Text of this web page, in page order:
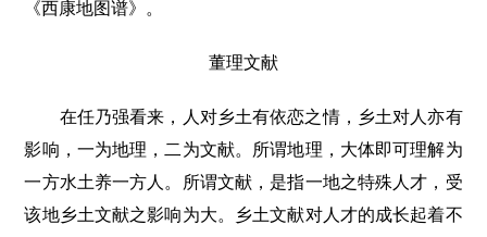
《西康地图谱》。
董理文献
在任乃强看来，人对乡土有依恋之情，乡土对人亦有
影响，一为地理，二为文献。所谓地理，大体即可理解为
一方水土养一方人。所谓文献，是指一地之特殊人才，受
该地乡土文献之影响为大。乡土文献对人才的成长起着不